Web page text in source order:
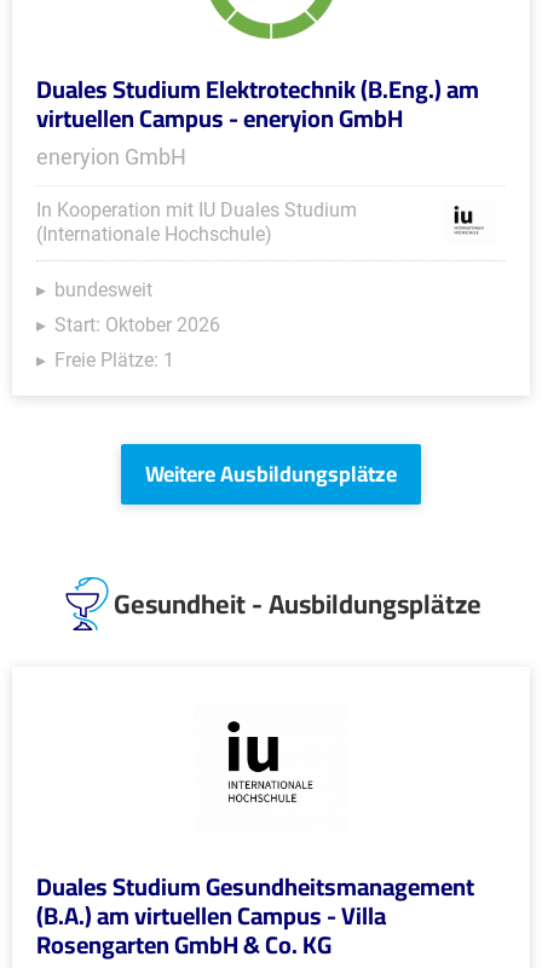
Duales Studium Elektrotechnik (B.Eng.) am
virtuellen Campus - eneryion GmbH
eneryion GmbH
In Kooperation mit IU Duales Studium
(Internationale Hochschule)
bundesweit
Start: Oktober 2026
Freie Plätze: 1
Weitere Ausbildungsplätze
Gesundheit - Ausbildungsplätze
Duales Studium Gesundheitsmanagement
(B.A.) am virtuellen Campus - Villa
Rosengarten GmbH & Co. KG